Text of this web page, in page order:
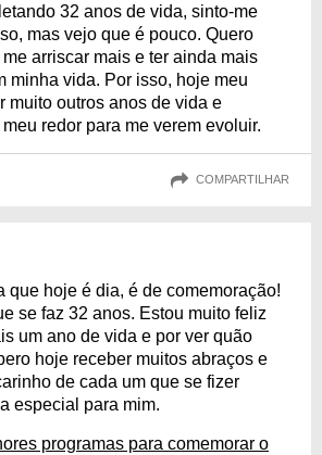
32 anos de vida, sinto-me
mas vejo que é pouco. Quero
arriscar mais e ter ainda mais
minha vida. Por isso, hoje meu
muito outros anos de vida e
redor para me verem evoluir.
COMPARTILHAR
que hoje é dia, é de comemoração!
se faz 32 anos. Estou muito feliz
um ano de vida e por ver quão
hoje receber muitos abraços e
de cada um que se fizer
especial para mim.
programas para comemorar o